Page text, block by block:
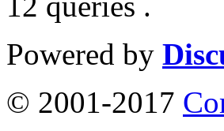
Powered by
© 2001-2017